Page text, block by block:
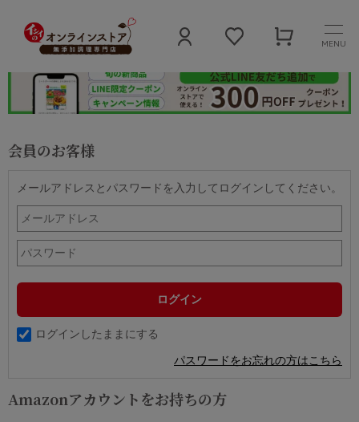
MENU
会員のお客様
メールアドレスとパスワードを入力してログインしてください。
ログインしたままにする
パスワードをお忘れの方はこちら
Amazonアカウントをお持ちの方